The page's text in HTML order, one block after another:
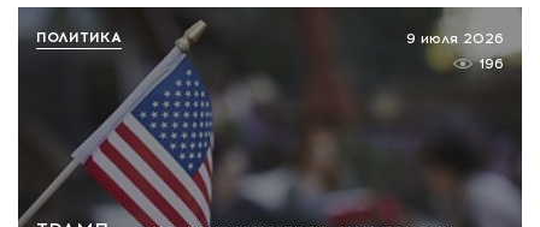
9 июля 2026
196
ПОЛИТИКА